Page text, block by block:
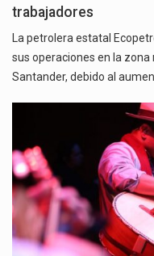
trabajadores
La petrolera estatal
sus operaciones en la
Santander, debido al